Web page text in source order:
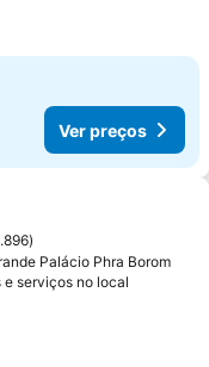
Ver preços
aos favoritos
Palácio Phra Borom
e serviços no local